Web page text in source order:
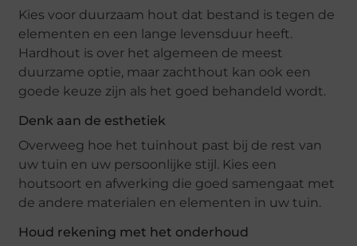
Kies voor duurzaam hout dat bestand is tegen de
elementen en een lange levensduur heeft.
Hardhout is over het algemeen de meest
duurzame optie, maar zachthout kan ook een
goede keuze zijn als het goed behandeld wordt.
Denk aan de esthetiek
Overweeg hoe het tuinhout past bij de rest van
uw tuin en uw persoonlijke stijl. Kies een
houtsoort en afwerking die goed samengaat met
de andere materialen en elementen in uw tuin.
Houd rekening met het onderhoud